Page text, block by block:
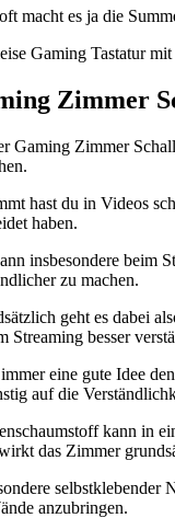
macht es ja die
Gaming Tastatur
Zimmer
Gaming Zimmer
hast du in Videos
haben.
insbesondere beim
zu machen.
geht es dabei
Streaming besser
eine gute Idee den
auf die
kann in
das Zimmer
selbstklebender
anzubringen.